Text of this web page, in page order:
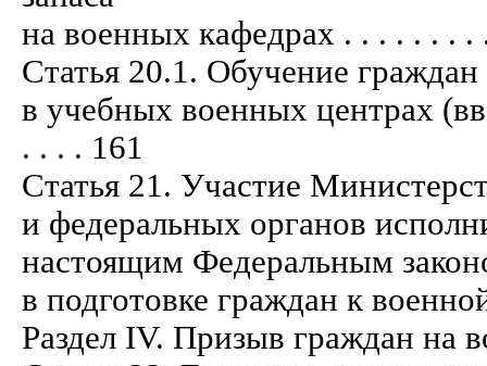
на военных кафедрах . . . . . . .
Статья 20.1. Обучение
в учебных военных центрах
. . . . 161
Статья 21. Участие
и федеральных органов
настоящим Федеральным
в подготовке граждан к
Раздел IV. Призыв граждан на